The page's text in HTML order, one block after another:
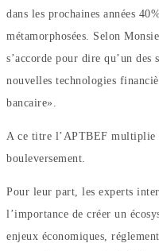
dans les prochaines années
métamorphosées. Selon
s’accorde pour dire qu’un des
nouvelles technologies
bancaire».
A ce titre l’APTBEF multiplie
bouleversement.
Pour leur part, les experts
l’importance de créer un
enjeux économiques,